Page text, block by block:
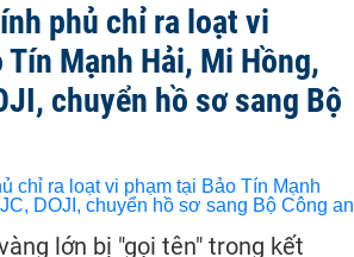
phủ chỉ ra loạt vi
Mạnh Hải, Mi Hồng,
chuyển hồ sơ sang Bộ
lớn bị "gọi tên" trong kết